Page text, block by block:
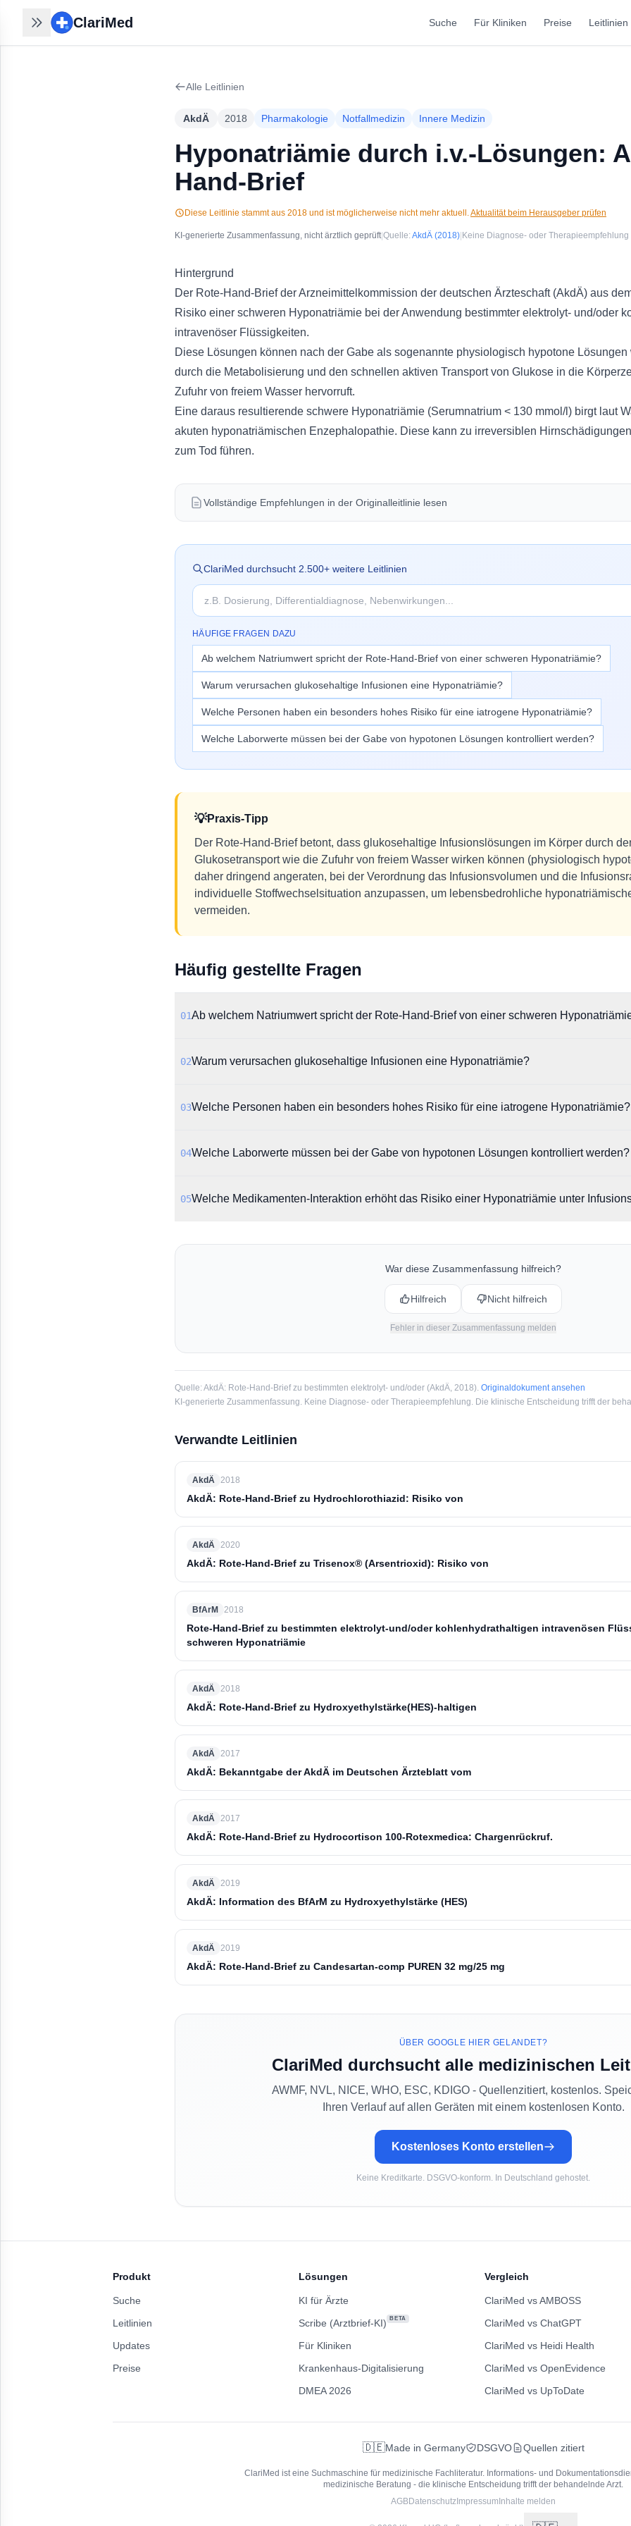
ClariMedClariMed Suche Für Kliniken Preise Leitlinien
Alle Leitlinien
AkdÄ 2018 Pharmakologie Notfallmedizin Innere Medizin
Hyponatriämie durch i.v.-Lösungen:
Hand-Brief
Diese Leitlinie stammt aus 2018 und ist möglicherweise nicht mehr aktuell.Aktualität beim Herausgeber prüfen
KI-generierte Zusammenfassung, nicht ärztlich geprüft|Quelle: AkdÄ (2018) Keine Diagnose- oder Therapieempfehlung
Hintergrund
Der Rote-Hand-Brief der Arzneimittelkommission der deutschen Ärzteschaft (AkdÄ) aus
Risiko einer schweren Hyponatriämie bei der Anwendung bestimmter elektrolyt- und/oder
intravenöser Flüssigkeiten.
Diese Lösungen können nach der Gabe als sogenannte physiologisch hypotone
durch die Metabolisierung und den schnellen aktiven Transport von Glukose in die
Zufuhr von freiem Wasser hervorruft.
Eine daraus resultierende schwere Hyponatriämie (Serumnatrium < 130 mmol/l) birgt laut
akuten hyponatriämischen Enzephalopathie. Diese kann zu irreversiblen
zum Tod führen.
Vollständige Empfehlungen in der Originalleitlinie lesen
ClariMed durchsucht 2.500+ weitere Leitlinien
HÄUFIGE FRAGEN DAZU
Ab welchem Natriumwert spricht der Rote-Hand-Brief von einer schweren Hyponatriämie?
Warum verursachen glukosehaltige Infusionen eine Hyponatriämie?
Welche Personen haben ein besonders hohes Risiko für eine iatrogene Hyponatriämie?
Welche Laborwerte müssen bei der Gabe von hypotonen Lösungen kontrolliert werden?
💡Praxis-Tipp
Der Rote-Hand-Brief betont, dass glukosehaltige Infusionslösungen im Körper durch
Glukosetransport wie die Zufuhr von freiem Wasser wirken können (physiologisch
daher dringend angeraten, bei der Verordnung das Infusionsvolumen und die
individuelle Stoffwechselsituation anzupassen, um lebensbedrohliche
vermeiden.
Häufig gestellte Fragen
01Ab welchem Natriumwert spricht der Rote-Hand-Brief von einer schweren
definiert.
02Warum verursachen glukosehaltige Infusionen eine Hyponatriämie?
Lösungsmittel als freies Wasser im Extrazellularraum zurück, was zu einem Verdünnungseffekt
03Welche Personen haben ein besonders hohes Risiko für eine iatrogene Hyponatriämie?
Leberversagen oder erhöhter ADH-Ausschüttung (z. B. SIADH) als Hochrisikogruppen.
04Welche Laborwerte müssen bei der Gabe von hypotonen Lösungen kontrolliert werden?
Serumnatrium sowie weitere Elektrolyte zu überwachen.
05Welche Medikamenten-Interaktion erhöht das Risiko einer Hyponatriämie unter
Desmopressin, da diese die Wasserretention zusätzlich verstärken.
War diese Zusammenfassung hilfreich?
Hilfreich Nicht hilfreich
Fehler in dieser Zusammenfassung melden
Quelle: AkdÄ: Rote-Hand-Brief zu bestimmten elektrolyt- und/oder (AkdÄ, 2018). Originaldokument ansehen
KI-generierte Zusammenfassung. Keine Diagnose- oder Therapieempfehlung. Die klinische Entscheidung trifft der
Verwandte Leitlinien
AkdÄ 2018
AkdÄ: Rote-Hand-Brief zu Hydrochlorothiazid: Risiko von
AkdÄ 2020
AkdÄ: Rote-Hand-Brief zu Trisenox® (Arsentrioxid): Risiko von
BfArM 2018
Rote-Hand-Brief zu bestimmten elektrolyt-und/oder kohlenhydrathaltigen intravenösen
schweren Hyponatriämie
AkdÄ 2018
AkdÄ: Rote-Hand-Brief zu Hydroxyethylstärke(HES)-haltigen
AkdÄ 2017
AkdÄ: Bekanntgabe der AkdÄ im Deutschen Ärzteblatt vom
AkdÄ 2017
AkdÄ: Rote-Hand-Brief zu Hydrocortison 100-Rotexmedica: Chargenrückruf.
AkdÄ 2019
AkdÄ: Information des BfArM zu Hydroxyethylstärke (HES)
AkdÄ 2019
AkdÄ: Rote-Hand-Brief zu Candesartan-comp PUREN 32 mg/25 mg
ÜBER GOOGLE HIER GELANDET?
ClariMed durchsucht alle medizinischen
AWMF, NVL, NICE, WHO, ESC, KDIGO - Quellenzitiert, kostenlos.
Ihren Verlauf auf allen Geräten mit einem kostenlosen Konto.
Kostenloses Konto erstellen
Keine Kreditkarte. DSGVO-konform. In Deutschland gehostet.
Produkt
Suche
Leitlinien
Updates
Preise
Lösungen
KI für Ärzte
Scribe (Arztbrief-KI)
BETA
Für Kliniken
Krankenhaus-Digitalisierung
DMEA 2026
Vergleich
ClariMed vs AMBOSS
ClariMed vs ChatGPT
ClariMed vs Heidi Health
ClariMed vs OpenEvidence
ClariMed vs UpToDate
🇩🇪Made in Germany DSGVO Quellen zitiert
ClariMed ist eine Suchmaschine für medizinische Fachliteratur. Informations- und
medizinische Beratung - die klinische Entscheidung trifft der behandelnde Arzt.
AGBDatenschutz Impressum Inhalte melden